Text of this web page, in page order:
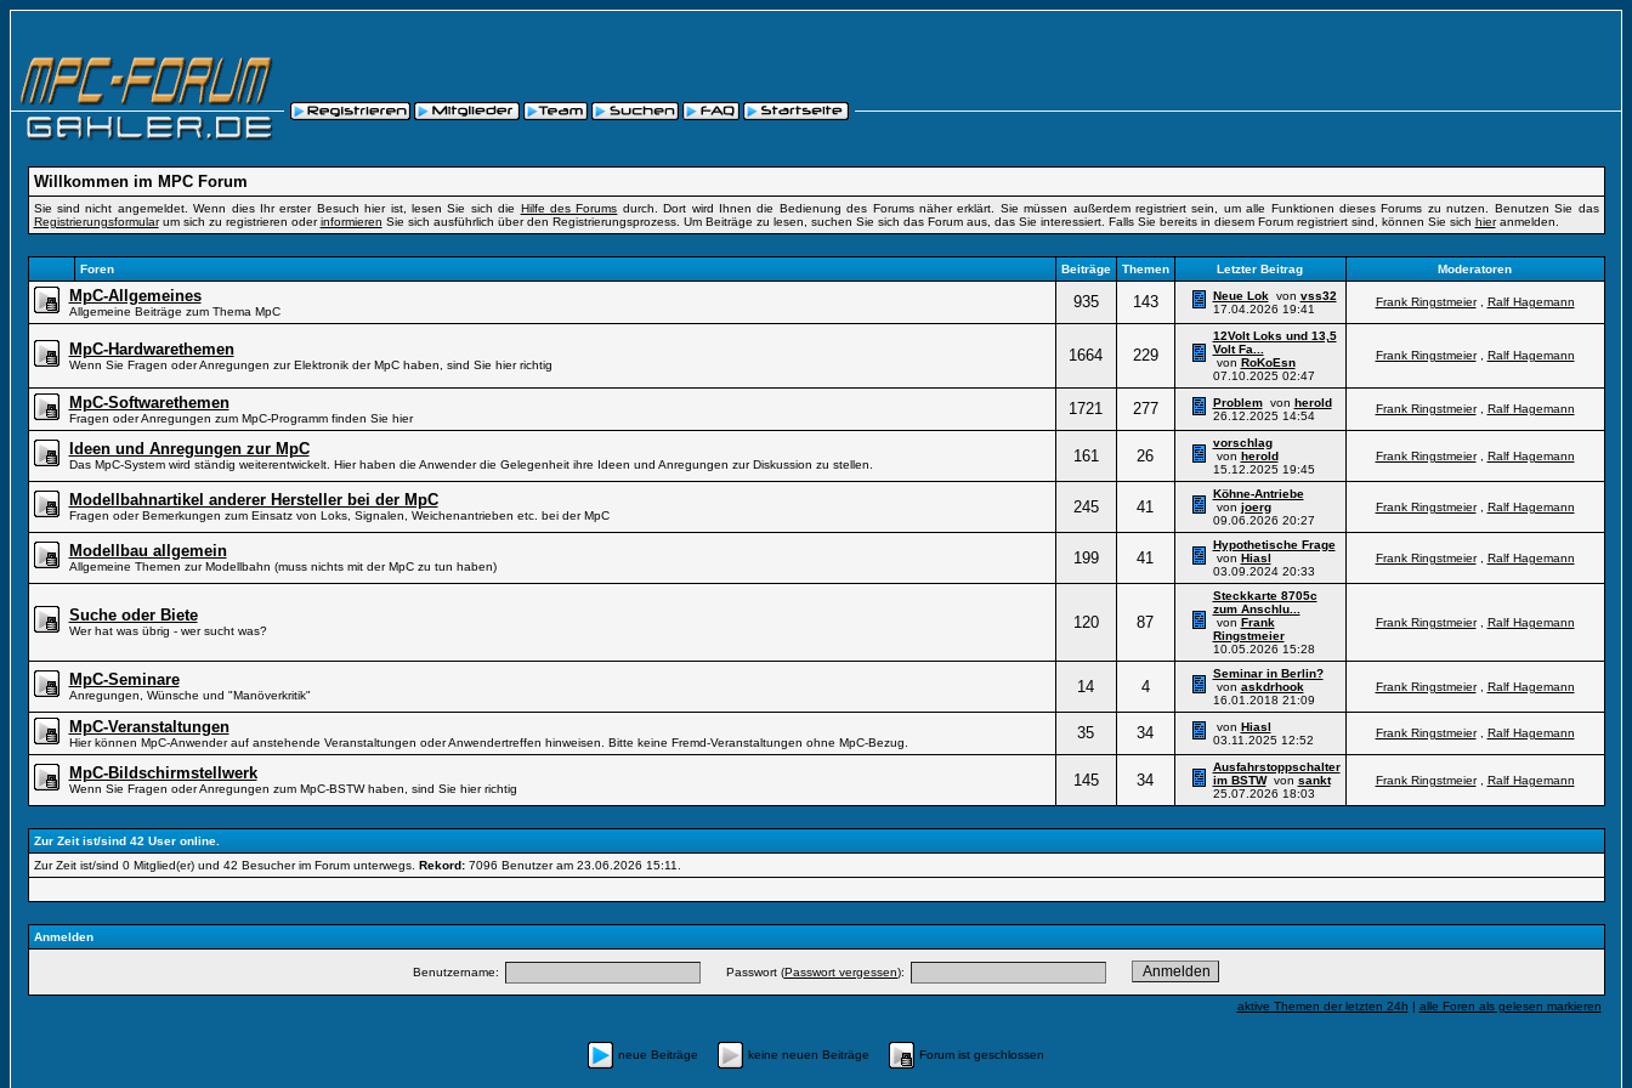
Willkommen im MPC Forum
Sie sind nicht angemeldet. Wenn dies Ihr erster Besuch hier ist, lesen Sie sich die Hilfe des Forums durch. Dort wird Ihnen die Bedienung des Forums näher erklärt. Sie müssen außerdem registriert sein, um alle Funktionen dieses Forums zu nutzen. Benutzen Sie das
Registrierungsformularum sich zu registrieren oderinformieren Sie sich ausführlich über den Registrierungsprozess. Um Beiträge zu lesen, suchen Sie sich das Forum aus, das Sie interessiert. Falls Sie bereits in diesem Forum registriert sind, können Sie sich hieranmelden.
Foren Beiträge Themen Letzter Beitrag Moderatoren
MpC-Allgemeines
Allgemeine Beiträge zum Thema MpC
935 143 Neue Lokvon vss32
17.04.2026 19:41
Frank Ringstmeier, Ralf Hagemann
MpC-Hardwarethemen
Wenn Sie Fragen oder Anregungen zur Elektronik der MpC haben, sind Sie hier richtig
1664 229
12Volt Loks und 13,5
Volt Fa...
von RoKoEsn
07.10.2025 02:47
Frank Ringstmeier, Ralf Hagemann
MpC-Softwarethemen
Fragen oder Anregungen zum MpC-Programm finden Sie hier
1721 277 Problemvon herold
26.12.2025 14:54
Frank Ringstmeier, Ralf Hagemann
Ideen und Anregungen zur MpC
Das MpC-System wird ständig weiterentwickelt. Hier haben die Anwender die Gelegenheit ihre Ideen und Anregungen zur Diskussion zu stellen. 161 26
vorschlag
von herold
15.12.2025 19:45
Frank Ringstmeier, Ralf Hagemann
Modellbahnartikel anderer Hersteller bei der MpC
Fragen oder Bemerkungen zum Einsatz von Loks, Signalen, Weichenantrieben etc. bei der MpC 245 41
Köhne-Antriebe
von joerg
09.06.2026 20:27
Frank Ringstmeier, Ralf Hagemann
Modellbau allgemein
Allgemeine Themen zur Modellbahn (muss nichts mit der MpC zu tun haben) 199 41
Hypothetische Frage
von Hiasl
03.09.2024 20:33
Frank Ringstmeier, Ralf Hagemann
Suche oder Biete
Wer hat was übrig - wer sucht was? 120 87
Steckkarte 8705c
zum Anschlu...
von Frank
Ringstmeier
10.05.2026 15:28
Frank Ringstmeier, Ralf Hagemann
MpC-Seminare
Anregungen, Wünsche und "Manöverkritik" 14 4
Seminar in Berlin?
von askdrhook
16.01.2018 21:09
Frank Ringstmeier, Ralf Hagemann
MpC-Veranstaltungen
Hier können MpC-Anwender auf anstehende Veranstaltungen oder Anwendertreffen hinweisen. Bitte keine Fremd-Veranstaltungen ohne MpC-Bezug.
35 34 von Hiasl
03.11.2025 12:52
Frank Ringstmeier, Ralf Hagemann
MpC-Bildschirmstellwerk
Wenn Sie Fragen oder Anregungen zum MpC-BSTW haben, sind Sie hier richtig 145 34
Ausfahrstoppschalter
im BSTWvon sankt
25.07.2026 18:03
Frank Ringstmeier, Ralf Hagemann
Zur Zeit ist/sind 42 User online.
Zur Zeit ist/sind 0 Mitglied(er) und 42 Besucher im Forum unterwegs. Rekord:7096 Benutzer am 23.06.2026 15:11
Anmelden
Benutzername: Passwort (Passwort vergessen):
aktive Themen der letzten 24h | alle Foren als gelesen markieren
neue Beiträge keine neuen Beiträge Forum ist geschlossen